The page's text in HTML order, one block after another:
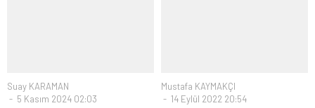
Suay KARAMAN
5 Kasım 2024 02:03
Mustafa KAYMAKÇI
14 Eylül 2022 20:54